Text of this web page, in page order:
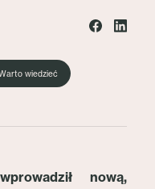
wiedzieć
nową,